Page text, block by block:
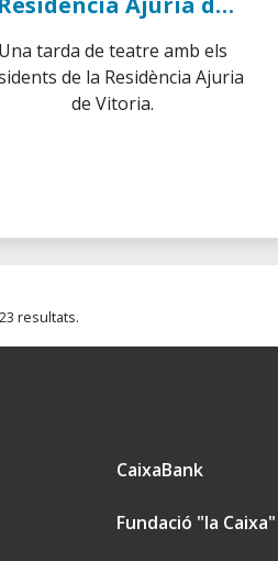
Una tarda de teatre amb els
de la Residència Ajuria
de Vitoria.
resultats.
CaixaBank
Fundació "la Caixa"